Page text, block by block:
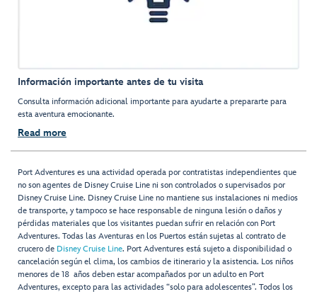
Información importante antes de tu visita
Consulta información adicional importante para ayudarte a prepararte para
esta aventura emocionante.
Read more
Port Adventures es una actividad operada por contratistas independientes que
no son agentes de Disney Cruise Line ni son controlados o supervisados por
Disney Cruise Line. Disney Cruise Line no mantiene sus instalaciones ni medios
de transporte, y tampoco se hace responsable de ninguna lesión o daños y
pérdidas materiales que los visitantes puedan sufrir en relación con Port
Adventures. Todas las Aventuras en los Puertos están sujetas al contrato de
crucero de Disney Cruise Line. Port Adventures está sujeto a disponibilidad o
cancelación según el clima, los cambios de itinerario y la asistencia. Los niños
menores de 18 años deben estar acompañados por un adulto en Port
Adventures, excepto para las actividades “solo para adolescentes”. Todos los